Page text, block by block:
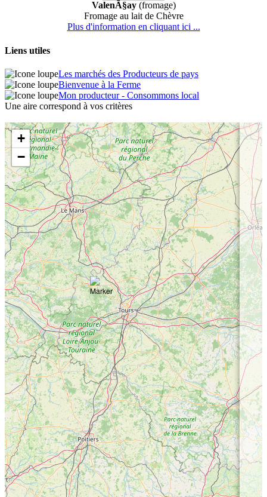
ValenÃ§ay(fromage)
Fromage au lait de Chèvre
Plus d'information en cliquant ici ...
Liens utiles
Les marchés des Producteurs de pays
Bienvenue à la Ferme
Mon producteur - Consommons local
Une aire correspond à vos critères
+
−